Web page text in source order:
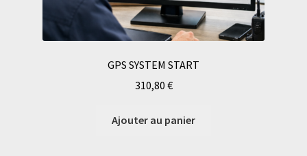
GPS SYSTEM START
310,80 €
Ajouter au panier